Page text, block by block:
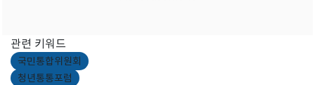
관련 키워드
국민통합위원회
청년통통포럼